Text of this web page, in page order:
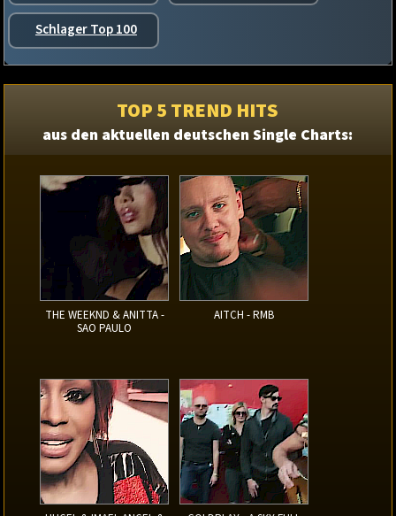
Schlager Top 100
TOP 5 TREND HITS
aus den aktuellen deutschen Single Charts:
THE WEEKND & ANITTA -
SAO PAULO
AITCH - RMB